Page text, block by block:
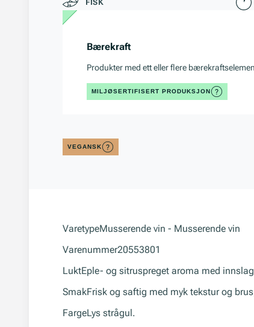
FISK
Bærekraft
Produkter med ett eller flere
MILJØSERTIFISERT PRODUKSJON
VEGANSK
VaretypeMusserende vin - Musserende vin
Varenummer20553801
LuktEple- og sitruspreget aroma med
SmakFrisk og saftig med myk tekstur og
FargeLys strågul.